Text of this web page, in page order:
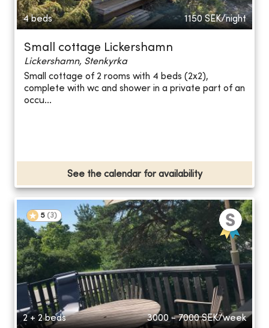
4 beds 1150 SEK/night
Small cottage Lickershamn
Lickershamn, Stenkyrka
Small cottage of 2 rooms with 4 beds (2x2),
complete with wc and shower in a private part of an
occu...
See the calendar for availability
5 (3)
2 + 2 beds 3000 - 7000 SEK/week